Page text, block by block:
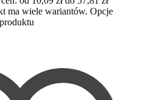
ma wiele wariantów. Opcje